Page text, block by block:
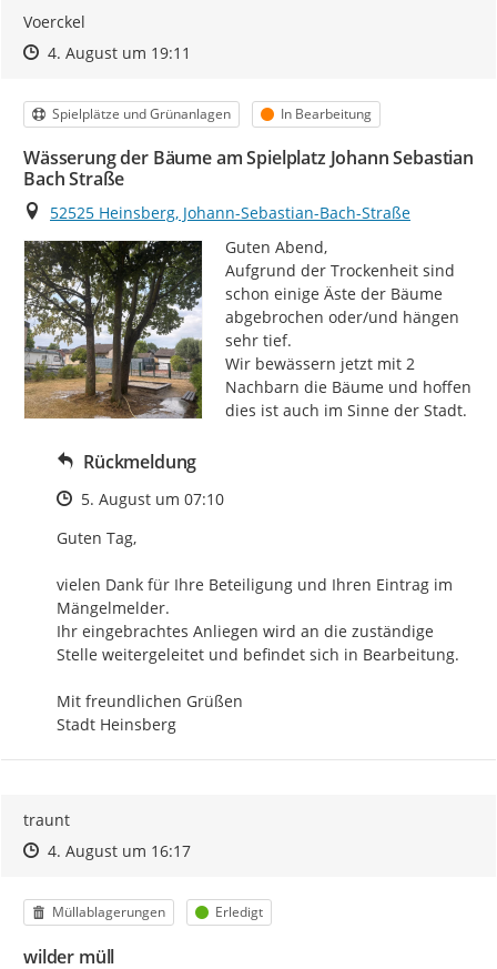
Voerckel
Zeitpunkt des Erstellens
Zeitpunkt des Erstellens
4. August um 19:11
Kategorie
Spielplätze und Grünanlagen Status
In Bearbeitung
Wässerung der Bäume am Spielplatz Johann Sebastian
Bach Straße
Ort
52525 Heinsberg, Johann-Sebastian-Bach-Straße
Guten Abend,
Aufgrund der Trockenheit sind
schon einige Äste der Bäume
abgebrochen oder/und hängen
sehr tief.
Wir bewässern jetzt mit 2
Nachbarn die Bäume und hoffen
dies ist auch im Sinne der Stadt.
Rückmeldung
Zeitpunkt des Erstellens
5. August um 07:10
Guten Tag,
vielen Dank für Ihre Beteiligung und Ihren Eintrag im
Mängelmelder.
Ihr eingebrachtes Anliegen wird an die zuständige
Stelle weitergeleitet und befindet sich in Bearbeitung.
Mit freundlichen Grüßen
Stadt Heinsberg
traunt
Zeitpunkt des Erstellens
Zeitpunkt des Erstellens
4. August um 16:17Zur Äußerung
Kategorie
Müllablagerungen Status
Erledigt
wilder müll